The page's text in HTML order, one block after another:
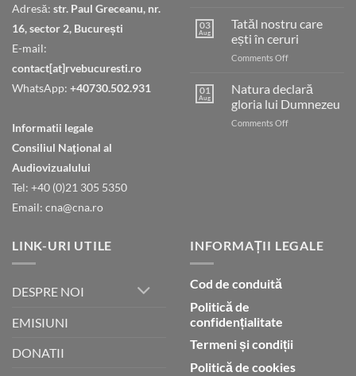
Adresă: str. Paul Greceanu, nr.
16, sector 2, București
E-mail:
contact[at]rvebucuresti.ro
WhatsApp: +40730.502.931
Informatii legale
Consiliul Naţional al
Audiovizualului
Tel: +40 (0)21 305 5350
Email: cna@cna.ro
03
Aug
Tatăl nostru care
ești în ceruri
Comments Offon
nostru
care
ești
în
01
Aug
Natura declară
gloria lui Dumnezeu
Comments Offon
LINK-URI UTILE
DESPRE NOI
EMISIUNI
DONATII
INFORMAȚII LEGALE
Cod de conduită
Politică de
confidențialitate
Termeni și condiții
Politică de cookies